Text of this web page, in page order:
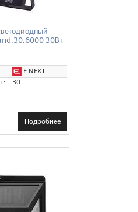
30Вт
E.NEXT
30
Подробнее